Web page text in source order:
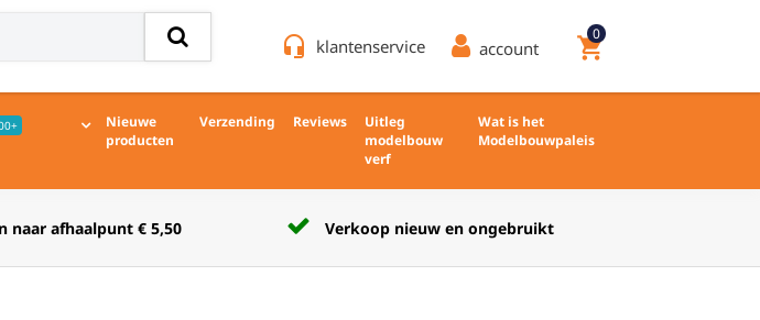
headset_mic klantenservice account shopping_cart
0
Nieuwe
producten
Verzending Reviews
Uitleg
modelbouw
verf
Wat is het
Modelbouwpaleis
naar afhaalpunt € 5,50 Verkoop nieuw en ongebruikt